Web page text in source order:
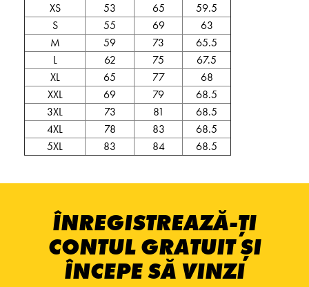
XS
53 65
59.5
S
55 69
63
M
59 73
65.5
L
62 75
67.5
XL
65 77
68
XXL
69 79
68.5
3XL
73 81
68.5
4XL
78 83
68.5
5XL
83 84 68.5
ÎNREGISTREAZĂ-ȚI
CONTUL GRATUIT ȘI
ÎNCEPE SĂ VINZI